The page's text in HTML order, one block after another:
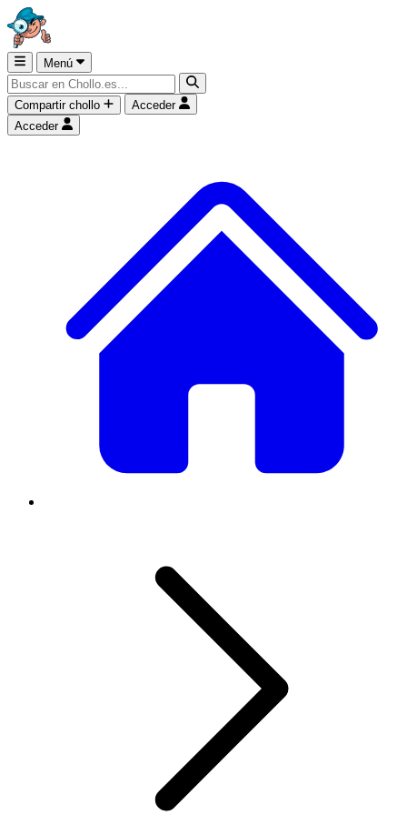
Menú
Compartir chollo
Acceder
Acceder